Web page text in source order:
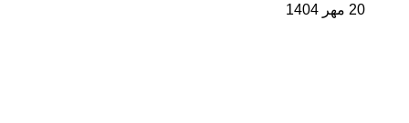
20 مهر 1404